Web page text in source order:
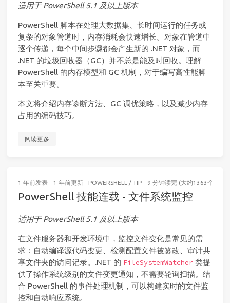
适用于 PowerShell 5.1 及以上版本
PowerShell 脚本在处理大数据集、长时间运行的任务或
复杂的对象管道时，内存消耗会快速增长。对象在管道中
逐个传递，每个中间步骤都会产生新的 .NET 对象，而
.NET 的垃圾回收器（GC）并不总是能及时回收。理解
PowerShell 的内存模型和 GC 机制，对于编写高性能脚
本至关重要。
本文将介绍内存诊断方法、GC 调优策略，以及减少内存
占用的编码技巧。
阅读更多
1 年前发表 1 年前更新 POWERSHELL / TIP 9 分钟读完 (大约1363个字)
PowerShell 技能连载 - 文件系统监控
适用于 PowerShell 5.1 及以上版本
在文件服务器和开发环境中，监控文件变化是常见的需
求：自动编译源代码变更、检测配置文件被篡改、审计共
享文件夹的访问记录。.NET 的 FileSystemWatcher 类提
供了操作系统级别的文件变更通知，不需要轮询扫描。结
合 PowerShell 的事件处理机制，可以构建实时的文件监
控和自动响应系统。